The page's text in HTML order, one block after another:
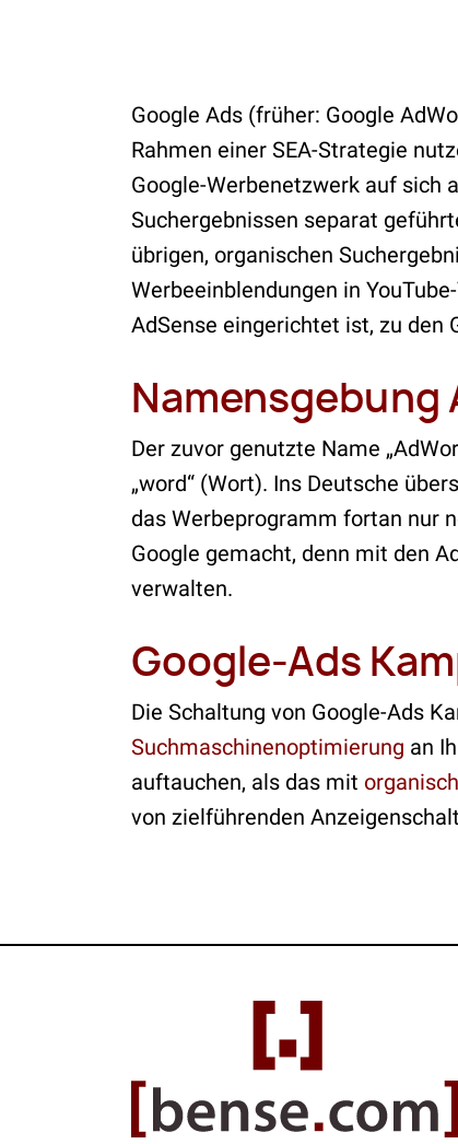
Google Ads (früher: Google
Rahmen einer SEA-Strategie
Google-Werbenetzwerk auf sich
Suchergebnissen separat
übrigen, organischen
Werbeeinblendungen in
AdSense eingerichtet ist, zu den
Namensgebung
Der zuvor genutzte Name
„word“ (Wort). Ins Deutsche
das Werbeprogramm fortan nur
Google gemacht, denn mit den
verwalten.
Google-Ads
Die Schaltung von Google-Ads
Suchmaschinenoptimierung an
auftauchen, als das mit
von zielführenden